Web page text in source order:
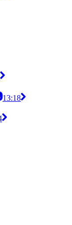
13:18